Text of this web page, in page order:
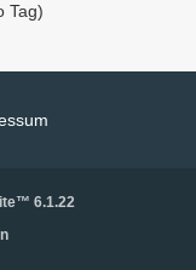
Tag)
6.1.22